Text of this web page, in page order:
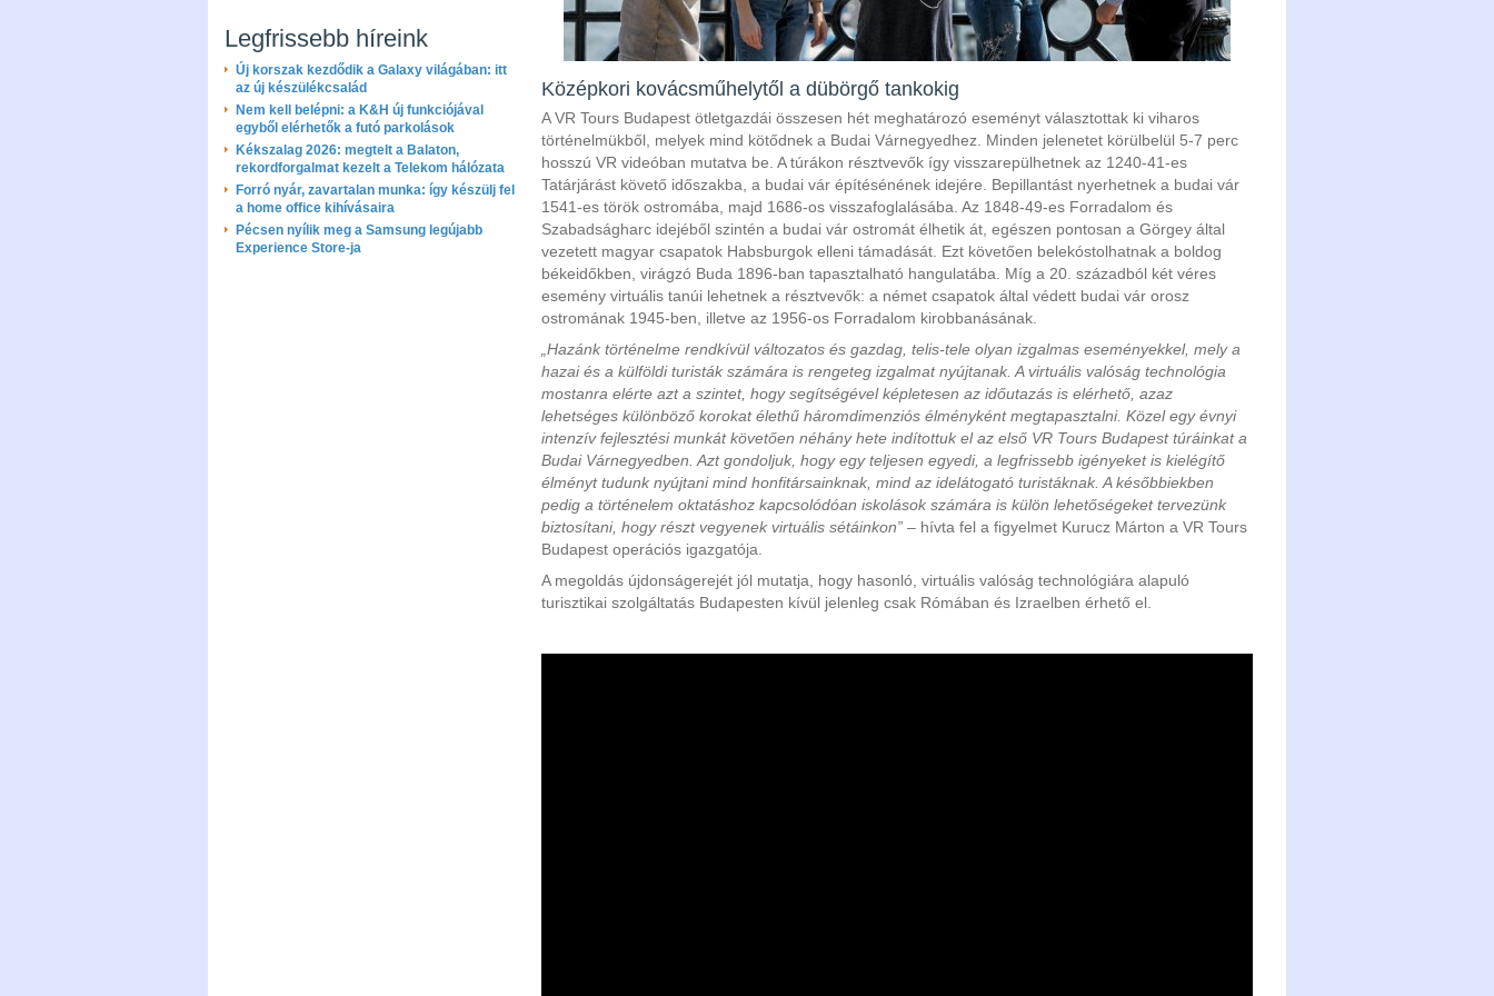
Legfrissebb híreink
Új korszak kezdődik a Galaxy világában: itt
az új készülékcsalád
Nem kell belépni: a K&H új funkciójával
egyből elérhetők a futó parkolások
Kékszalag 2026: megtelt a Balaton,
rekordforgalmat kezelt a Telekom hálózata
Forró nyár, zavartalan munka: így készülj fel
a home office kihívásaira
Pécsen nyílik meg a Samsung legújabb
Experience Store-ja
Középkori kovácsműhelytől a dübörgő tankokig
A VR Tours Budapest ötletgazdái összesen hét meghatározó eseményt választottak ki viharos
történelmükből, melyek mind kötődnek a Budai Várnegyedhez. Minden jelenetet körülbelül 5-7 perc
hosszú VR videóban mutatva be. A túrákon résztvevők így visszarepülhetnek az 1240-41-es
Tatárjárást követő időszakba, a budai vár építésénének idejére. Bepillantást nyerhetnek a budai vár
1541-es török ostromába, majd 1686-os visszafoglalásába. Az 1848-49-es Forradalom és
Szabadságharc idejéből szintén a budai vár ostromát élhetik át, egészen pontosan a Görgey által
vezetett magyar csapatok Habsburgok elleni támadását. Ezt követően belekóstolhatnak a boldog
békeidőkben, virágzó Buda 1896-ban tapasztalható hangulatába. Míg a 20. századból két véres
esemény virtuális tanúi lehetnek a résztvevők: a német csapatok által védett budai vár orosz
ostromának 1945-ben, illetve az 1956-os Forradalom kirobbanásának.
„Hazánk történelme rendkívül változatos és gazdag, telis-tele olyan izgalmas eseményekkel, mely a
hazai és a külföldi turisták számára is rengeteg izgalmat nyújtanak. A virtuális valóság technológia
mostanra elérte azt a szintet, hogy segítségével képletesen az időutazás is elérhető, azaz
lehetséges különböző korokat élethű háromdimenziós élményként megtapasztalni. Közel egy évnyi
intenzív fejlesztési munkát követően néhány hete indítottuk el az első VR Tours Budapest túráinkat a
Budai Várnegyedben. Azt gondoljuk, hogy egy teljesen egyedi, a legfrissebb igényeket is kielégítő
élményt tudunk nyújtani mind honfitársainknak, mind az idelátogató turistáknak. A későbbiekben
pedig a történelem oktatáshoz kapcsolódóan iskolások számára is külön lehetőségeket tervezünk
biztosítani, hogy részt vegyenek virtuális sétáinkon” – hívta fel a figyelmet Kurucz Márton a VR Tours
Budapest operációs igazgatója.
A megoldás újdonságerejét jól mutatja, hogy hasonló, virtuális valóság technológiára alapuló
turisztikai szolgáltatás Budapesten kívül jelenleg csak Rómában és Izraelben érhető el.